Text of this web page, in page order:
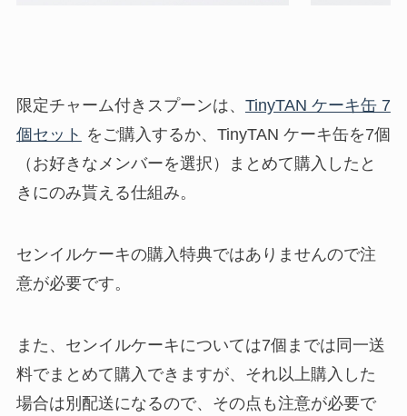
限定チャーム付きスプーンは、 TinyTAN ケーキ缶 7
個セット をご購入するか、TinyTAN ケーキ缶を7個
（お好きなメンバーを選択）まとめて購入したと
きにのみ貰える仕組み。
センイルケーキの購入特典ではありませんので注
意が必要です。
また、センイルケーキについては7個までは同一送
料でまとめて購入できますが、それ以上購入した
場合は別配送になるので、その点も注意が必要で